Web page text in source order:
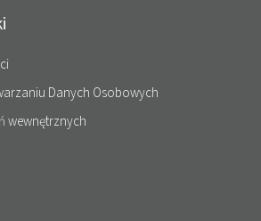
Danych Osobowych
wewnętrznych